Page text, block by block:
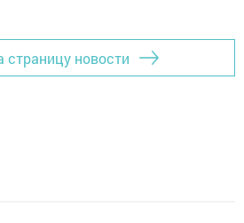
страницу новости